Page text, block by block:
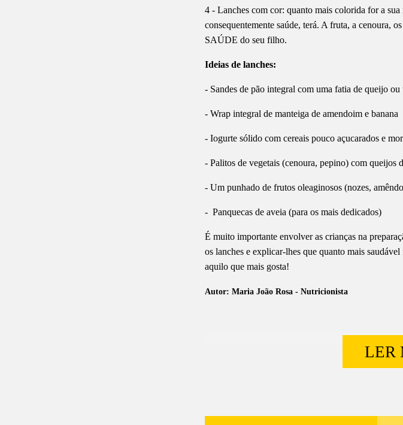
4 - Lanches com cor: quanto mais colorida for a
consequentemente saúde, terá. A fruta, a cenoura,
SAÚDE do seu filho.
Ideias de lanches:
- Sandes de pão integral com uma fatia de queijo
- Wrap integral de manteiga de amendoim e banana
- Iogurte sólido com cereais pouco açucarados e
- Palitos de vegetais (cenoura, pepino) com queijos
- Um punhado de frutos oleaginosos (nozes,
- Panquecas de aveia (para os mais dedicados)
É muito importante envolver as crianças na
os lanches e explicar-lhes que quanto mais
aquilo que mais gosta!
Autor: Maria João Rosa - Nutricionista
LER